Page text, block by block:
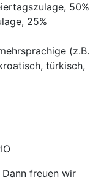
50%
25%
(z.B.
türkisch,
freuen wir